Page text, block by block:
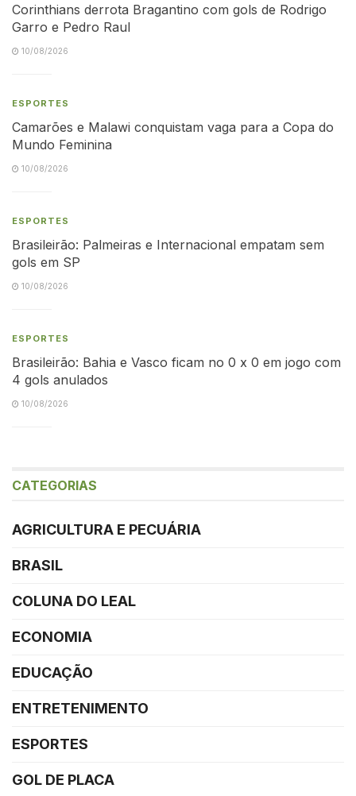
Corinthians derrota Bragantino com gols de Rodrigo
Garro e Pedro Raul
10/08/2026
ESPORTES
Camarões e Malawi conquistam vaga para a Copa do
Mundo Feminina
10/08/2026
ESPORTES
Brasileirão: Palmeiras e Internacional empatam sem
gols em SP
10/08/2026
ESPORTES
Brasileirão: Bahia e Vasco ficam no 0 x 0 em jogo com
4 gols anulados
10/08/2026
CATEGORIAS
AGRICULTURA E PECUÁRIA
BRASIL
COLUNA DO LEAL
ECONOMIA
EDUCAÇÃO
ENTRETENIMENTO
ESPORTES
GOL DE PLACA